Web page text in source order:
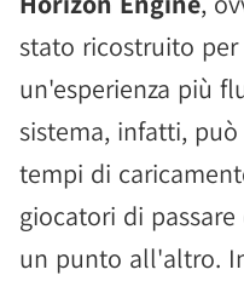
stato ricostruito
un'esperienza più
sistema, infatti,
tempi di
giocatori di
un punto all'altro.